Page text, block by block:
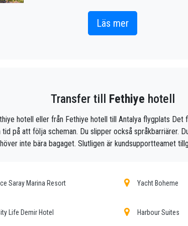
Inkludera helt enkelt rätt
PrivateTransferAntalya-teamet att spåra ditt
redo att åka och en hjälpande hand redo
vi är det vackra alternativet till kollektivtrafik
ditt hotell i Fethiye!
kunder en försäkran om en professionell service
Läs mer
Transfer till Fethiye hotell
hotell eller från Fethiye hotell till Antalya flygplats
på att följa scheman. Du slipper också språkbarriärer.
inte bära bagaget. Slutligen är kundsupportteamet
Saray Marina Resort Yacht Boheme
Life Demir Hotel Harbour Suites